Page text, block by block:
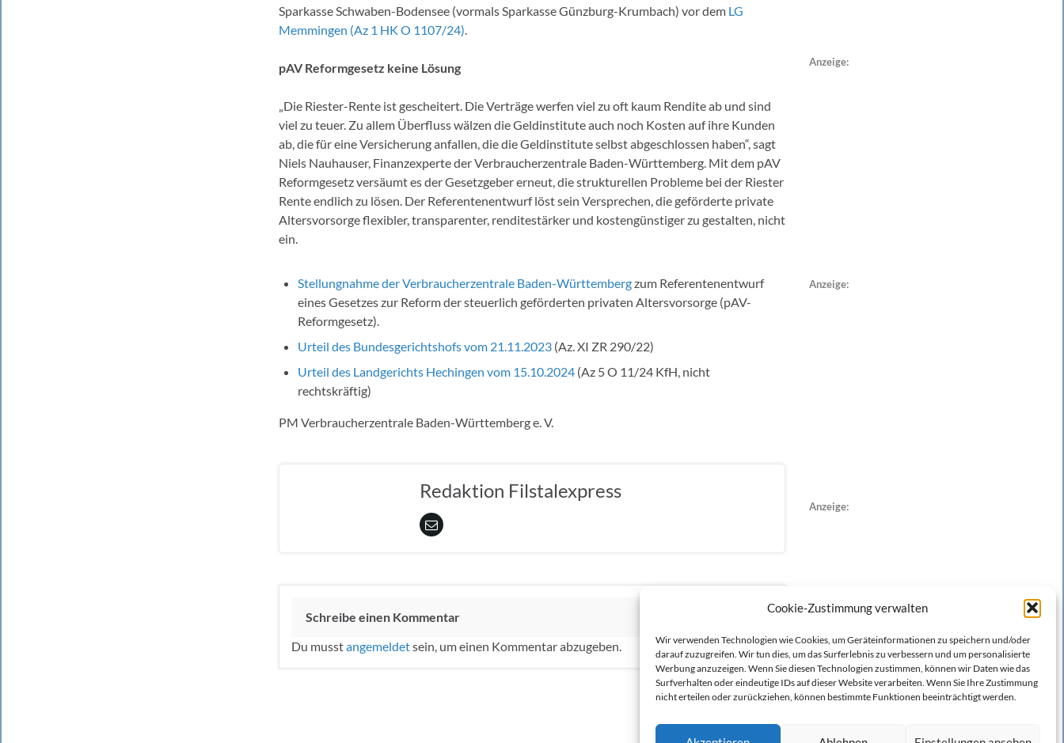
Cookie-Zustimmung verwalten
Wir verwenden Technologien wie Cookies, um Geräteinformationen zu speichern und/oder
darauf zuzugreifen. Wir tun dies, um das Surferlebnis zu verbessern und um personalisierte
Werbung anzuzeigen. Wenn Sie diesen Technologien zustimmen, können wir Daten wie das
Surfverhalten oder eindeutige IDs auf dieser Website verarbeiten. Wenn Sie Ihre Zustimmung
nicht erteilen oder zurückziehen, können bestimmte Funktionen beeinträchtigt werden.
Sparkasse Schwaben-Bodensee (vormals Sparkasse Günzburg-Krumbach) vor dem LG
Memmingen (Az 1 HK O 1107/24).
pAV Reformgesetz keine Lösung
„Die Riester-Rente ist gescheitert. Die Verträge werfen viel zu oft kaum Rendite ab und sind
viel zu teuer. Zu allem Überfluss wälzen die Geldinstitute auch noch Kosten auf ihre Kunden
ab, die für eine Versicherung anfallen, die die Geldinstitute selbst abgeschlossen haben“, sagt
Niels Nauhauser, Finanzexperte der Verbraucherzentrale Baden-Württemberg. Mit dem pAV
Reformgesetz versäumt es der Gesetzgeber erneut, die strukturellen Probleme bei der Riester
Rente endlich zu lösen. Der Referentenentwurf löst sein Versprechen, die geförderte private
Altersvorsorge flexibler, transparenter, renditestärker und kostengünstiger zu gestalten, nicht
ein.
Stellungnahme der Verbraucherzentrale Baden-Württembergzum Referentenentwurf
eines Gesetzes zur Reform der steuerlich geförderten privaten Altersvorsorge (pAV-
Reformgesetz).
Urteil des Bundesgerichtshofs vom 21.11.2023 (Az. XI ZR 290/22)
Urteil des Landgerichts Hechingen vom 15.10.2024 (Az 5 O 11/24 KfH, nicht
rechtskräftig)
PM Verbraucherzentrale Baden-Württemberg e. V.
Redaktion Filstalexpress
Schreibe einen Kommentar
Du musstangemeldetsein, um einen Kommentar abzugeben.
Anzeige:
Anzeige:
Anzeige: